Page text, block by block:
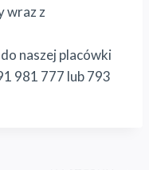
wraz z
naszej placówki
981 777 lub 793